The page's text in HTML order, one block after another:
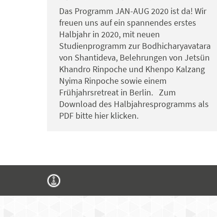
Das Programm JAN-AUG 2020 ist da! Wir
freuen uns auf ein spannendes erstes
Halbjahr in 2020, mit neuen
Studienprogramm zur Bodhicharyavatara
von Shantideva, Belehrungen von Jetsün
Khandro Rinpoche und Khenpo Kalzang
Nyima Rinpoche sowie einem
Frühjahrsretreat in Berlin. Zum
Download des Halbjahresprogramms als
PDF bitte hier klicken.